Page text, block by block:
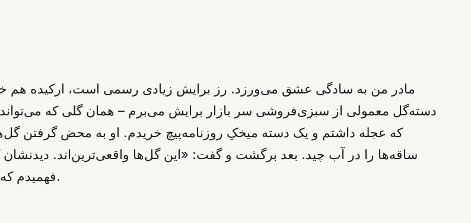
مادر من به سادگی عشق می‌ورزد. رز برایش زیادی رسمی است، ارکیده
دسته‌گل معمولی از سبزی‌فروشی سر بازار برایش می‌برم – همان گلی که
که عجله داشتم و یک دسته میخکِ روزنامه‌پیچ خریدم. او به محض گرفتن
ساقه‌ها را در آب چید. بعد برگشت و گفت: «این گل‌ها واقعی‌ترین‌اند.
فهمیدم که ارزش گل در قیمتش نیست؛ در شناخت دل مادر است.